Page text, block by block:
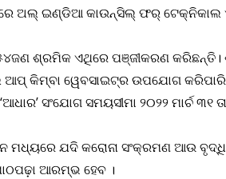
ଅଲ୍ ଇଣ୍ଡିଆ କାଉନ୍‌ସିଲ୍ ଫର୍ ଟେକ୍ନିକାଲ
ଶ୍ରମିକ ଏଥିରେ ପଞ୍ଜୀକରଣ କରିଛନ୍ତି।
କିମ୍ବା ୱେବସାଇଟ୍‌ର ଉପଯୋଗ
ସଂଯୋଗ ସମୟସୀମା ୨୦୨୨ ମାର୍ଚ ୩୧
ମଧ୍ୟରେ ଯଦି କରୋନା ସଂକ୍ରମଣ ଆଉ
ଆରମ୍ଭ ହେବ ।